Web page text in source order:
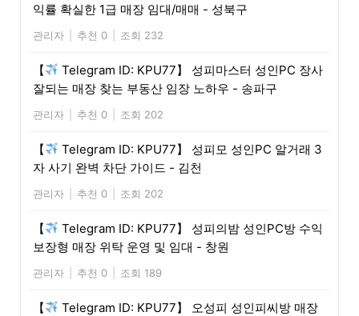
익률 확실한 1급 매장 임대/매매 - 성북구
관리자 추천 0 조회 232
【
Telegram ID: KPU77】 성피마스터 성인PC 장사
잘되는 매장 찾는 부동산 임장 노하우 - 송파구
관리자 추천 0 조회 202
【
Telegram ID: KPU77】 성피모 성인PC 알거래 3
자 사기 완벽 차단 가이드 - 김천
관리자 추천 0 조회 202
【
Telegram ID: KPU77】 성피의밤 성인PC방 수익
보장형 매장 위탁 운영 및 임대 - 창원
관리자 추천 0 조회 189
【
Telegram ID: KPU77】 오성피 성인피씨방 매장